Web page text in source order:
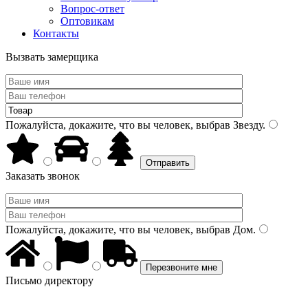
Вопрос-ответ
Оптовикам
Контакты
Вызвать замерщика
Пожалуйста, докажите, что вы человек, выбрав Звезду.
Заказать звонок
Пожалуйста, докажите, что вы человек, выбрав Дом.
Письмо директору